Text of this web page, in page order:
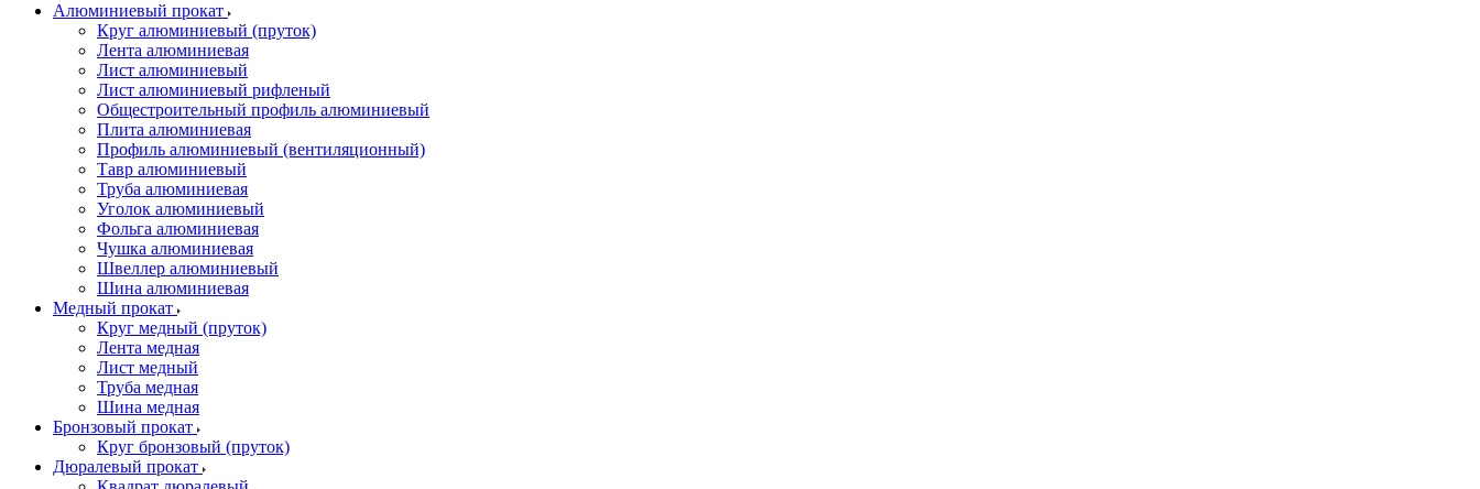
Алюминиевый прокат
Круг алюминиевый (пруток)
Лента алюминиевая
Лист алюминиевый
Лист алюминиевый рифленый
Общестроительный профиль алюминиевый
Плита алюминиевая
Профиль алюминиевый (вентиляционный)
Тавр алюминиевый
Труба алюминиевая
Уголок алюминиевый
Фольга алюминиевая
Чушка алюминиевая
Швеллер алюминиевый
Шина алюминиевая
Медный прокат
Круг медный (пруток)
Лента медная
Лист медный
Труба медная
Шина медная
Бронзовый прокат
Круг бронзовый (пруток)
Дюралевый прокат